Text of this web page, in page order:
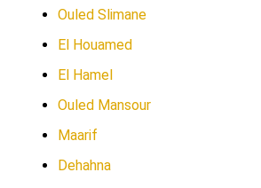
Ouled Slimane
El Houamed
El Hamel
Ouled Mansour
Maarif
Dehahna